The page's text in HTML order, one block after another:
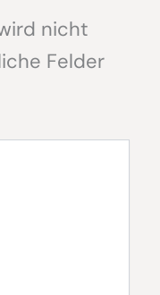
nicht
Felder